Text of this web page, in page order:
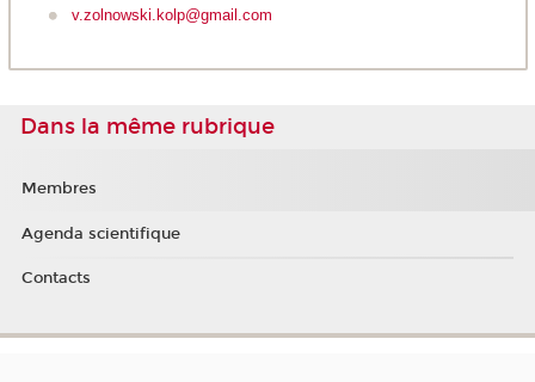
v.zolnowski.kolp@gmail.com
Dans la même rubrique
Membres
Agenda scientifique
Contacts